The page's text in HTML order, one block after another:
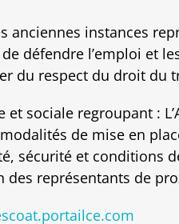
anciennes instances
défendre l’emploi et
du respect du droit du
sociale regroupant :
modalités de mise en
sécurité et conditions
représentants de